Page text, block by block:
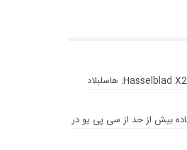
بررسی Hasselblad X2D II 100C: هاسلبلاد
بیش از حد از سی پی یو در